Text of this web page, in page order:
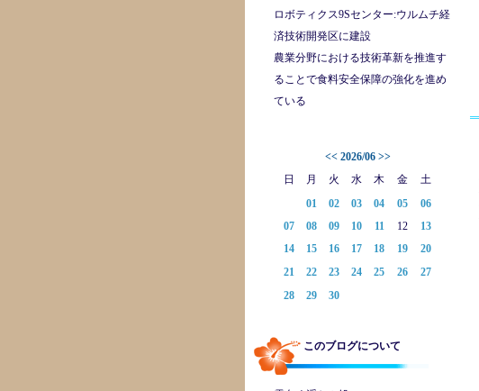
ロボティクス9Sセンター:ウルムチ経
済技術開発区に建設
農業分野における技術革新を推進す
ることで食料安全保障の強化を進め
ている
<< 2026/06 >>
日
月 火 水 木 金
土
01
02 03 04 05
06
07
08 09 10 11 12
13
14
15 16 17 18 19
20
21
22 23 24 25 26
27
28
29 30
このブログについて